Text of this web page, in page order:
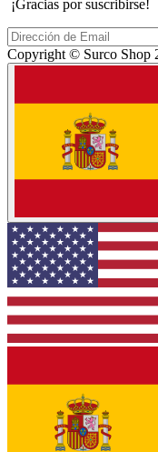
¡Gracias por suscribirse!
Copyright © Surco Shop